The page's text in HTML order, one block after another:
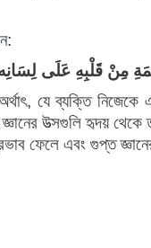
:
مِنْ قَلْبِهِ عَلَى
, যে ব্যক্তি নিজেকে
জ্ঞানের উত্সগুলি হৃদয় থেকে
ফেলে এবং গুপ্ত